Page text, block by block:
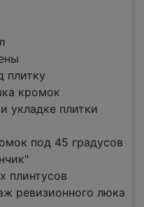
плитку
кромок
укладке плитки
под 45 градусов
плинтусов
ревизионного люка